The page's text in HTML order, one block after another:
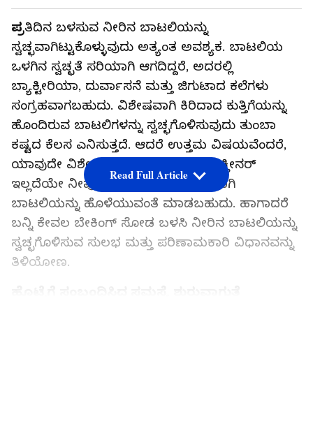
ಪ್ರತಿದಿನ ಬಳಸುವ ನೀರಿನ ಬಾಟಲಿಯನ್ನು
ಸ್ವಚ್ಛವಾಗಿಟ್ಟುಕೊಳ್ಳುವುದು ಅತ್ಯಂತ ಅವಶ್ಯಕ. ಬಾಟಲಿಯ
ಒಳಗಿನ ಸ್ವಚ್ಛತೆ ಸರಿಯಾಗಿ ಆಗದಿದ್ದರೆ, ಅದರಲ್ಲಿ
ಬ್ಯಾಕ್ಟೀರಿಯಾ, ದುರ್ವಾಸನೆ ಮತ್ತು ಜಿಗುಟಾದ ಕಲೆಗಳು
ಸಂಗ್ರಹವಾಗಬಹುದು. ವಿಶೇಷವಾಗಿ ಕಿರಿದಾದ ಕುತ್ತಿಗೆಯನ್ನು
ಹೊಂದಿರುವ ಬಾಟಲಿಗಳನ್ನು ಸ್ವಚ್ಛಗೊಳಿಸುವುದು ತುಂಬಾ
ಕಷ್ಟದ ಕೆಲಸ ಎನಿಸುತ್ತದೆ. ಆದರೆ ಉತ್ತಮ ವಿಷಯವೆಂದರೆ,
ಯಾವುದೇ ವಿಶೇಷ ಬ್ರಷ್ ಅಥವಾ ದುಬಾರಿ ಕ್ಲೀನರ್
ಇಲ್ಲದೆಯೇ ನೀವು ಮನೆಯಲ್ಲಿಯೇ ಸುಲಭವಾಗಿ
ಬಾಟಲಿಯನ್ನು ಹೊಳೆಯುವಂತೆ ಮಾಡಬಹುದು. ಹಾಗಾದರೆ
ಬನ್ನಿ ಕೇವಲ ಬೇಕಿಂಗ್ ಸೋಡ ಬಳಸಿ ನೀರಿನ ಬಾಟಲಿಯನ್ನು
ಸ್ವಚ್ಛಗೊಳಿಸುವ ಸುಲಭ ಮತ್ತು ಪರಿಣಾಮಕಾರಿ ವಿಧಾನವನ್ನು
ತಿಳಿಯೋಣ.
Read Full Article